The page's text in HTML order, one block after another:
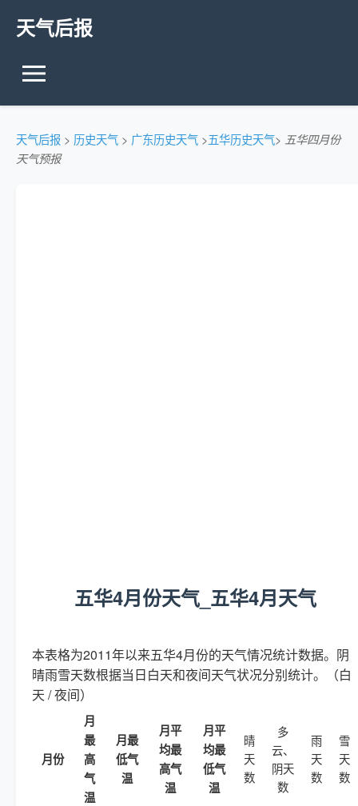
天气后报
天气后报 > 历史天气 > 广东历史天气 >五华历史天气> 五华四月份
天气预报
五华4月份天气_五华4月天气
本表格为2011年以来五华4月份的天气情况统计数据。阴
晴雨雪天数根据当日白天和夜间天气状况分别统计。（白
天 / 夜间）
月份
月
最
高
气
温
月最
低气
温
月平
均最
高气
温
月平
均最
低气
温
晴
天
数
多
云、
阴天
数
雨
天
数
雪
天
数